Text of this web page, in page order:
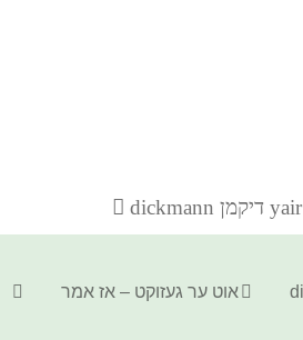
קטגוריות
אוט ער געזוקט – אז אמר